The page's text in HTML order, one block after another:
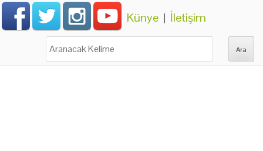
Künye | İletişim